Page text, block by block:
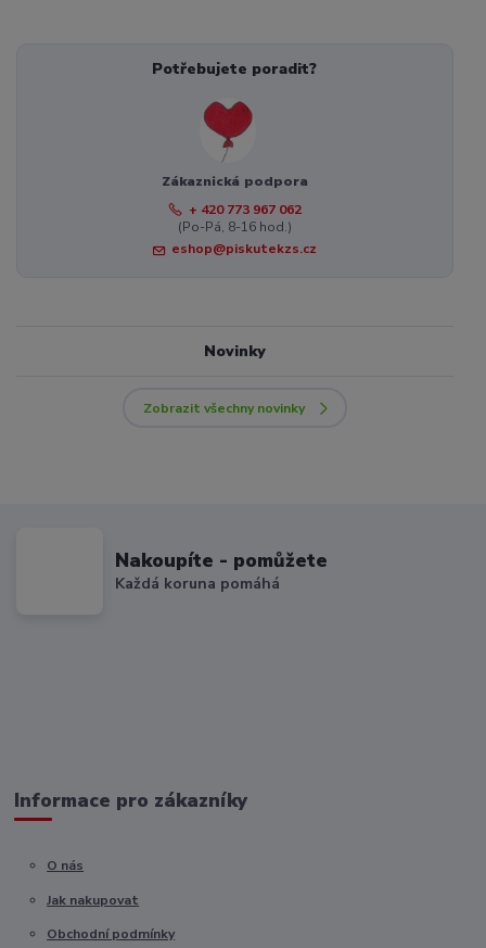
Potřebujete poradit?
Zákaznická podpora
+ 420 773 967 062
(Po-Pá, 8-16 hod.)
eshop@piskutekzs.cz
Novinky
Zobrazit všechny novinky
Nakoupíte - pomůžete
Každá koruna pomáhá
Informace pro zákazníky
O nás
Jak nakupovat
Obchodní podmínky